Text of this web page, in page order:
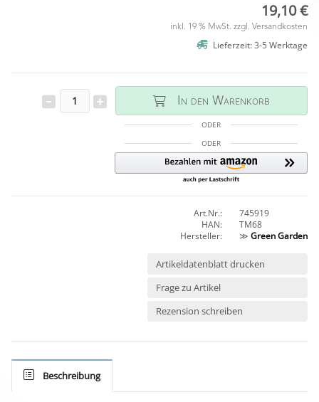
19,10 €
inkl. 19 % MwSt. zzgl. Versandkosten
Lieferzeit: 3-5 Werktage
In den Warenkorb
ODER
ODER
Art.Nr.:
745919
HAN:
TM68
Hersteller:
≫ Green Garden
Artikeldatenblatt drucken
Frage zu Artikel
Rezension schreiben
Beschreibung